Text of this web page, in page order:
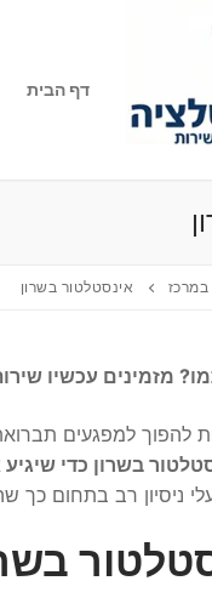
דף הבית
במרכז אינסטלטור בשרון
מזמינים עכשיו
להפוך למפגעים
בשרון כדי
ניסיון רב בתחום כך
בשרון זמין